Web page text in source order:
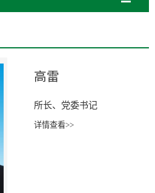
高雷
所长、党委书记
详情查看>>